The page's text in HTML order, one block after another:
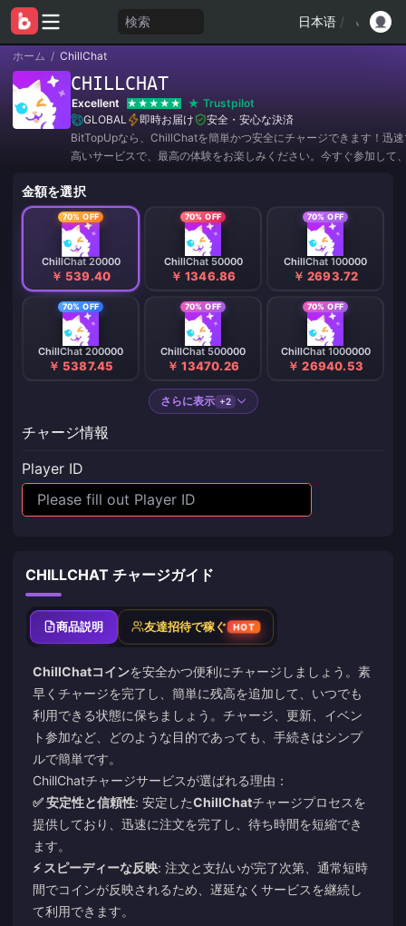
検索 日本语 /
ホーム / ChillChat
CHILLCHAT
Excellent
Trustpilot
GLOBAL
即時お届け
安全・安心な決済
BitTopUpなら、ChillChatを簡単かつ安全にチャージできます！迅
高いサービスで、最高の体験をお楽しみください。今すぐ参加して
金額を選択
70% OFF
ChillChat 20000
￥ 539.40
70% OFF
ChillChat 50000
￥ 1346.86
70% OFF
ChillChat 100000
￥ 2693.72
70% OFF
ChillChat 200000
￥ 5387.45
70% OFF
ChillChat 500000
￥ 13470.26
70% OFF
ChillChat 1000000
￥ 26940.53
さらに表示 +2
チャージ情報
Player ID
CHILLCHAT チャージガイド
商品説明 友達招待で稼ぐ HOT
ChillChatコインを安全かつ便利にチャージしましょう。素
早くチャージを完了し、簡単に残高を追加して、いつでも
利用できる状態に保ちましょう。チャージ、更新、イベン
ト参加など、どのような目的であっても、手続きはシンプ
ルで簡単です。
ChillChatチャージサービスが選ばれる理由：
✅ 安定性と信頼性: 安定したChillChatチャージプロセスを
提供しており、迅速に注文を完了し、待ち時間を短縮でき
ます。
⚡ スピーディーな反映: 注文と支払いが完了次第、通常短時
間でコインが反映されるため、遅延なくサービスを継続し
て利用できます。